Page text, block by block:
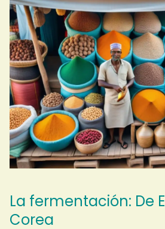
La fermentación: De
Corea